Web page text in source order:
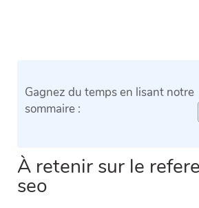
Gagnez du temps en lisant notre
sommaire :
À retenir sur le
seo